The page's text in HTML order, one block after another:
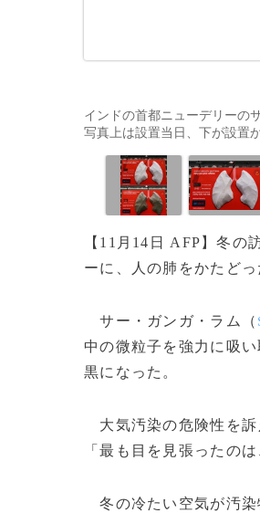
インドの首都ニューデリーの
写真上は設置当日、下が設置
【11月14日 AFP】冬の
ーに、人の肺をかたど
サー・ガンガ・ラム（
中の微粒子を強力に吸
黒になった。
大気汚染の危険性を訴
「最も目を見張ったの
冬の冷たい空気が汚染